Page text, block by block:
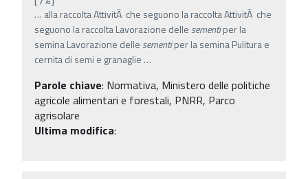
… alla raccolta AttivitÃ che seguono la raccolta AttivitÃ che
seguono la raccolta Lavorazione delle sementiper la
semina Lavorazione delle sementiper la semina Pulitura e
cernita di semi e granaglie …
Parole chiave: Normativa, Ministero delle politiche
agricole alimentari e forestali, PNRR, Parco
agrisolare
Ultima modifica: